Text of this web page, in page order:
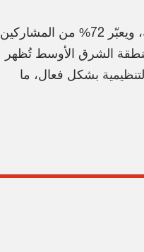
ويُعتبر الامتثال لأنظمة الأمن السيبراني المتغيرة مسألة أساسية، ويعبّر 72% من المشاركين
منطقة الشرق الأوسط تُظهر
التنظيمية بشكل فعال، ما